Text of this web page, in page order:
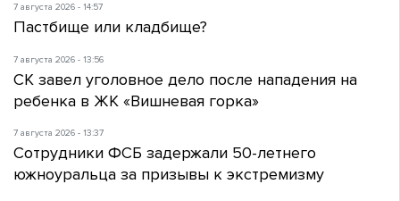
7 августа 2026 - 14:57
Пастбище или кладбище?
7 августа 2026 - 13:56
СК завел уголовное дело после нападения на
ребенка в ЖК «Вишневая горка»
7 августа 2026 - 13:37
Сотрудники ФСБ задержали 50-летнего
южноуральца за призывы к экстремизму